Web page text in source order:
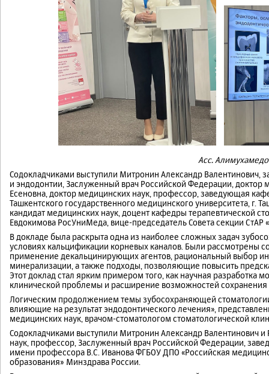
Асс.
Содокладчиками выступили Митронин Александр Валентинович,
и эндодонтии, Заслуженный врач Российской Федерации,
Есеновна, доктор медицинских наук, профессор, заведующая
Ташкентского государственного медицинского университета, г.
кандидат медицинских наук, доцент кафедры терапевтической
Евдокимова РосУниМеда, вице-председатель Совета секции СтАР
В докладе была раскрыта одна из наиболее сложных задач
условиях кальцификации корневых каналов. Были рассмотрены
применение декальцинирующих агентов, рациональный выбор
минерализации, а также подходы, позволяющие повысить
Этот доклад стал ярким примером того, как научная разработка
клинической проблемы и расширение возможностей сохранения
Логическим продолжением темы зубосохраняющей
влияющие на результат эндодонтического лечения»,
медицинских наук, врачом-стоматологом стоматологической
Содокладчиками выступили Митронин Александр Валентинович
наук, профессор, Заслуженный врач Российской Федерации,
имени профессора В.С. Иванова ФГБОУ ДПО «Российская
образования» Минздрава России.